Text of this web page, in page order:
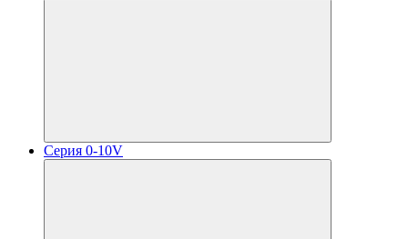
Серия 0-10V